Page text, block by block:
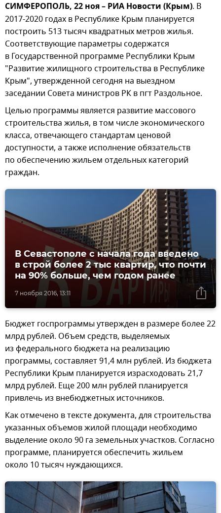
СИМФЕРОПОЛЬ, 22 ноя – РИА Новости (Крым). В
2017-2020 годах в Республике Крым планируется
построить 513 тысяч квадратных метров жилья.
Соответствующие параметры содержатся
в Государственной программе Республики Крым
"Развитие жилищного строительства в Республике
Крым", утвержденной сегодня на выездном
заседании Совета министров РК в пгт Раздольное.
Целью программы является развитие массового
строительства жилья, в том числе экономического
класса, отвечающего стандартам ценовой
доступности, а также исполнение обязательств
по обеспечению жильем отдельных категорий
граждан.
7 ноября 2016, 13:11
В Севастополе с начала года введено
в строй более 2 тыс квартир, что почти
на 90% больше, чем годом ранее
Бюджет госпрограммы утвержден в размере более 22
млрд рублей. Объем средств, выделяемых
из федерального бюджета на реализацию
программы, составляет 91,4 млн рублей. Из бюджета
Республики Крым планируется израсходовать 21,7
млрд рублей. Еще 200 млн рублей планируется
привлечь из внебюджетных источников.
Как отмечено в тексте документа, для строительства
указанных объемов жилой площади необходимо
выделение около 90 га земельных участков. Согласно
программе, планируется обеспечить жильем
около 10 тысяч нуждающихся.